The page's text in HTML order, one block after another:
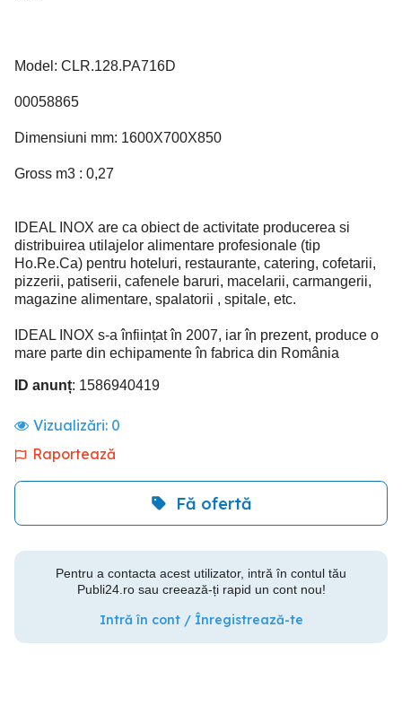
Model: CLR.128.PA716D
00058865
Dimensiuni mm: 1600X700X850
Gross m3 : 0,27
IDEAL INOX are ca obiect de activitate producerea si
distribuirea utilajelor alimentare profesionale (tip
Ho.Re.Ca) pentru hoteluri, restaurante, catering, cofetarii,
pizzerii, patiserii, cafenele baruri, macelarii, carmangerii,
magazine alimentare, spalatorii , spitale, etc.
IDEAL INOX s-a înființat în 2007, iar în prezent, produce o
mare parte din echipamente în fabrica din România
ID anunț: 1586940419
Vizualizări: 0
Raportează
Fă ofertă
Pentru a contacta acest utilizator, intră în contul tău
Publi24.ro sau creează-ți rapid un cont nou!
Intră în cont / Înregistrează-te